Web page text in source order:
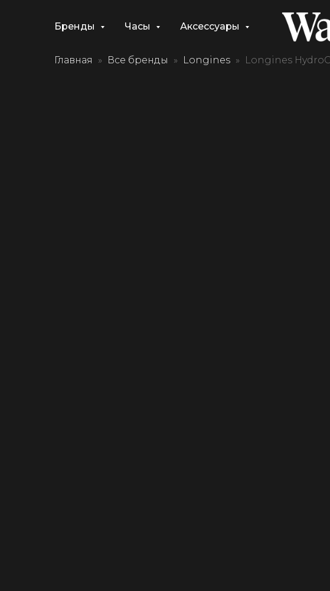
Бренды Часы Аксессуары
Главная Все бренды Longines Longines